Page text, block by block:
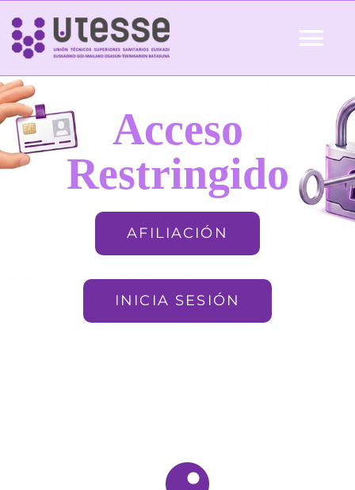
Skip
content
Inicio
QUIÉNES SOMOS Acceso
Restringido
AFILIACIÓN
INICIA SESIÓN